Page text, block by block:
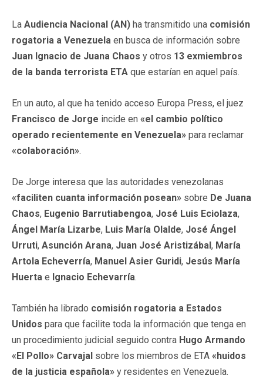
La Audiencia Nacional (AN) ha transmitido una comisión
rogatoria a Venezuela en busca de información sobre
Juan Ignacio de Juana Chaos y otros 13 exmiembros
de la banda terrorista ETA que estarían en aquel país.
En un auto, al que ha tenido acceso Europa Press, el juez
Francisco de Jorge incide en «el cambio político
operado recientemente en Venezuela» para reclamar
«colaboración».
De Jorge interesa que las autoridades venezolanas
«faciliten cuanta información posean» sobre De Juana
Chaos, Eugenio Barrutiabengoa, José Luis Eciolaza,
Ángel María Lizarbe, Luis María Olalde, José Ángel
Urruti, Asunción Arana, Juan José Aristizábal, María
Artola Echeverría, Manuel Asier Guridi, Jesús María
Huerta e Ignacio Echevarría.
También ha librado comisión rogatoria a Estados
Unidos para que facilite toda la información que tenga en
un procedimiento judicial seguido contra Hugo Armando
«El Pollo» Carvajal sobre los miembros de ETA «huidos
de la justicia española» y residentes en Venezuela.